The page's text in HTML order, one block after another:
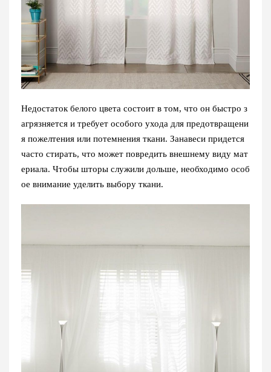
Недостаток белого цвета состоит в том, что он быстро з
агрязняется и требует особого ухода для предотвращени
я пожелтения или потемнения ткани. Занавеси придется
часто стирать, что может повредить внешнему виду мат
ериала. Чтобы шторы служили дольше, необходимо особ
ое внимание уделить выбору ткани.